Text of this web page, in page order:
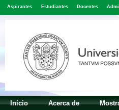
Aspirantes Estudiantes Docentes
Inicio Acerca de